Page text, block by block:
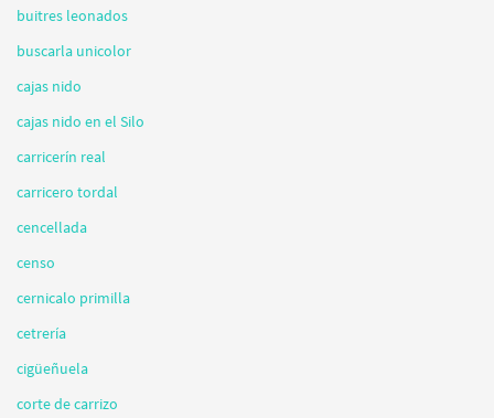
buitres leonados
buscarla unicolor
cajas nido
cajas nido en el Silo
carricerín real
carricero tordal
cencellada
censo
cernicalo primilla
cetrería
cigüeñuela
corte de carrizo